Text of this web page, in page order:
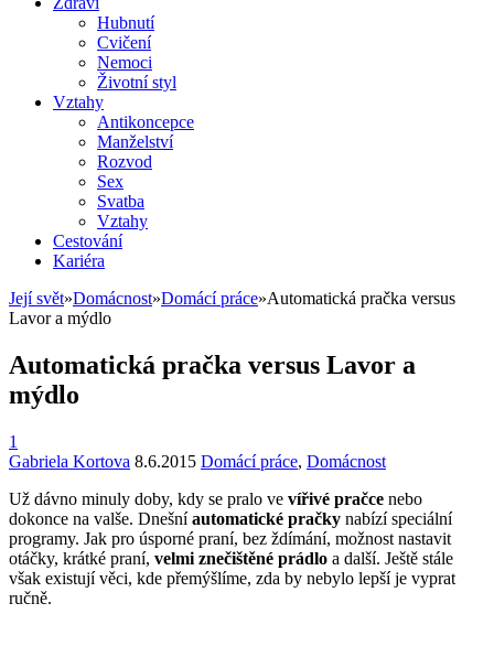
Hubnutí
Cvičení
Nemoci
Životní styl
Vztahy
Antikoncepce
Manželství
Rozvod
Sex
Svatba
Vztahy
Cestování
Kariéra
Její svět»Domácnost»Domácí práce»Automatická pračka versus
Lavor a mýdlo
Automatická pračka versus Lavor a
mýdlo
1
Gabriela Kortova 8.6.2015 Domácí práce, Domácnost
Už dávno minuly doby, kdy se pralo ve vířivé pračce nebo
dokonce na valše. Dnešníautomatické pračky nabízí speciální
programy. Jak pro úsporné praní, bez ždímání, možnost nastavit
otáčky, krátké praní, velmi znečištěné prádlo a další. Ještě stále
však existují věci, kde přemýšlíme, zda by nebylo lepší je vyprat
ručně.